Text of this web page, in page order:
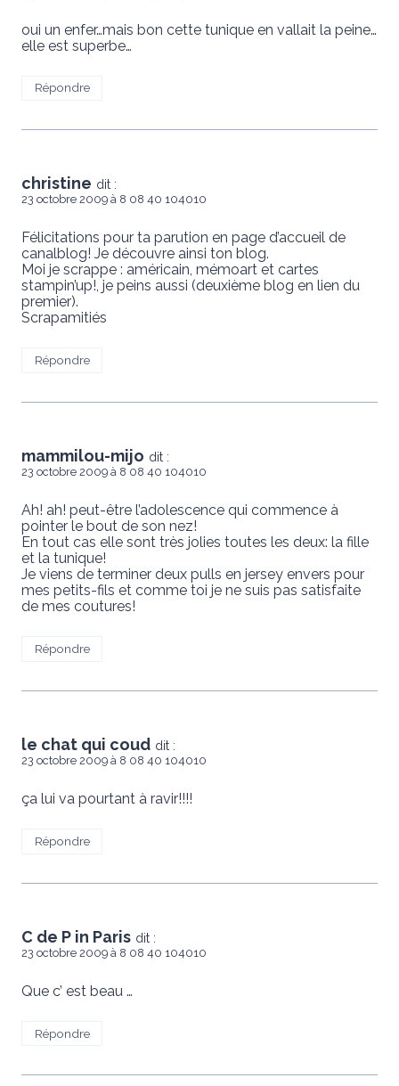
oui un enfer…mais bon cette tunique en vallait la peine…
elle est superbe…
Répondre
christine dit :
23 octobre 2009 à 8 08 40 104010
Félicitations pour ta parution en page d’accueil de
canalblog! Je découvre ainsi ton blog.
Moi je scrappe : américain, mémoart et cartes
stampin’up!, je peins aussi (deuxième blog en lien du
premier).
Scrapamitiés
Répondre
mammilou-mijo dit :
23 octobre 2009 à 8 08 40 104010
Ah! ah! peut-être l’adolescence qui commence à
pointer le bout de son nez!
En tout cas elle sont très jolies toutes les deux: la fille
et la tunique!
Je viens de terminer deux pulls en jersey envers pour
mes petits-fils et comme toi je ne suis pas satisfaite
de mes coutures!
Répondre
le chat qui coud dit :
23 octobre 2009 à 8 08 40 104010
ça lui va pourtant à ravir!!!!
Répondre
C de P in Paris dit :
23 octobre 2009 à 8 08 40 104010
Que c’ est beau …
Répondre